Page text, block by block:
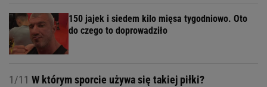
150 jajek i siedem kilo mięsa tygodniowo. Oto
do czego to doprowadziło
1/11 W którym sporcie używa się takiej piłki?